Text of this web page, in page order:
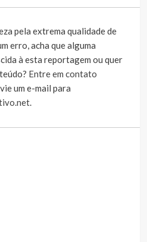
pela extrema qualidade de
erro, acha que alguma
à esta reportagem ou quer
Entre em contato
um e-mail para
.